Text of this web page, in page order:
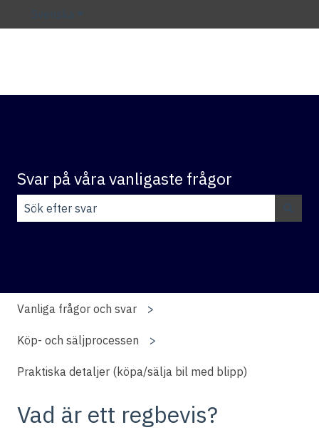
Svenska Visa undermenyer för översättningar
Svar på våra vanligaste frågor
Vanliga frågor och svar
Köp- och säljprocessen
Praktiska detaljer (köpa/sälja bil med blipp)
Vad är ett regbevis?